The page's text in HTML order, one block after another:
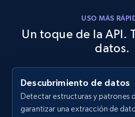
USO MÁS
Un toque de la API.
datos.
Descubrimiento de datos
Detectar estructuras y patrones
garantizar una extracción de